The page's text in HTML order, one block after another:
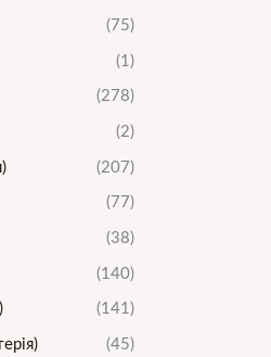
(75)
(1)
(278)
(2)
(207)
(77)
(38)
(140)
(141)
(45)